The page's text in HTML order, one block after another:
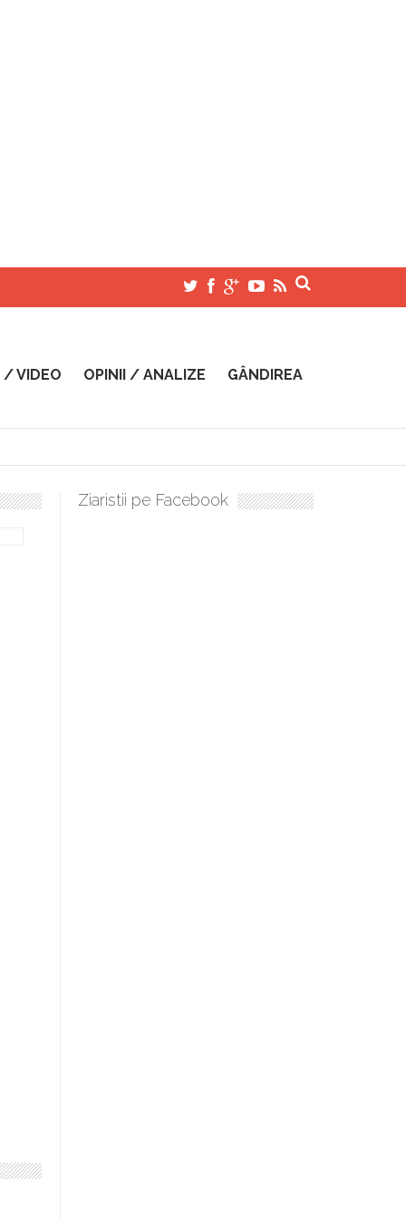
/ VIDEO OPINII / ANALIZE GÂNDIREA
sculați, boieri mari! Sara Nukina are nevoie de ajutorul
Ziaristii pe Facebook